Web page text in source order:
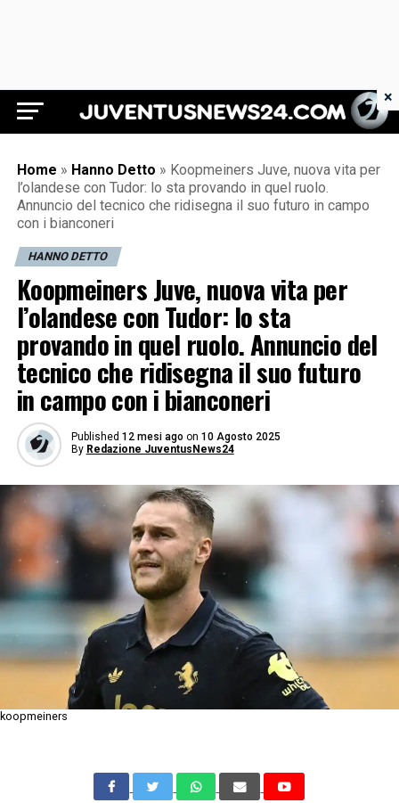
Juventus News 24
Home » Hanno Detto » Koopmeiners Juve, nuova vita per
l’olandese con Tudor: lo sta provando in quel ruolo.
Annuncio del tecnico che ridisegna il suo futuro in campo
con i bianconeri
HANNO DETTO
Koopmeiners Juve, nuova vita per
l’olandese con Tudor: lo sta
provando in quel ruolo. Annuncio del
tecnico che ridisegna il suo futuro
in campo con i bianconeri
Published 12 mesi ago on 10 Agosto 2025
By Redazione JuventusNews24
koopmeiners
×